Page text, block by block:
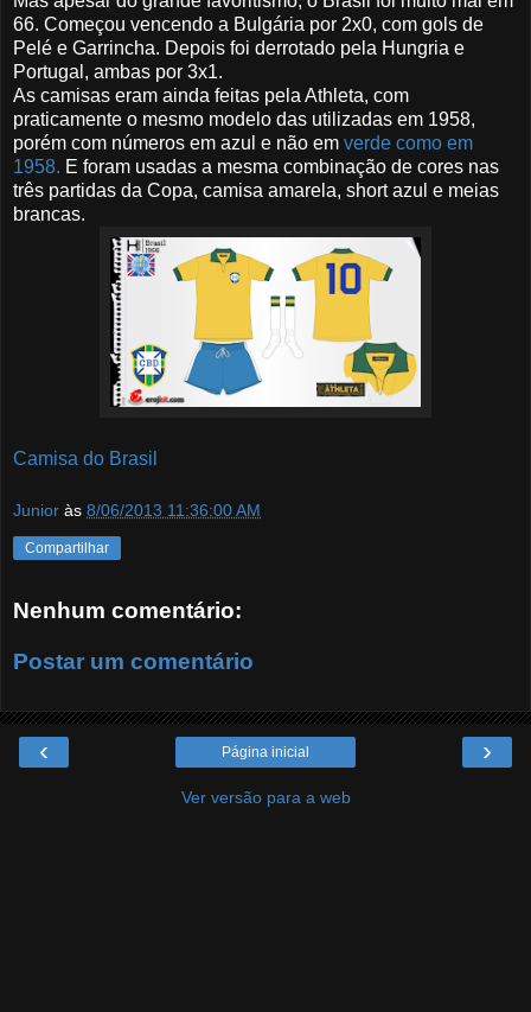
66. Começou vencendo a Bulgária por 2x0, com gols de
Pelé e Garrincha. Depois foi derrotado pela Hungria e
Portugal, ambas por 3x1.
As camisas eram ainda feitas pela Athleta, com
praticamente o mesmo modelo das utilizadas em 1958,
porém com números em azul e não em verde como em
1958. E foram usadas a mesma combinação de cores nas
três partidas da Copa, camisa amarela, short azul e meias
brancas.
Camisa do Brasil
Junior às 8/06/2013 11:36:00 AM
Compartilhar
Nenhum comentário:
Postar um comentário
‹ ›
Página inicial
Ver versão para a web